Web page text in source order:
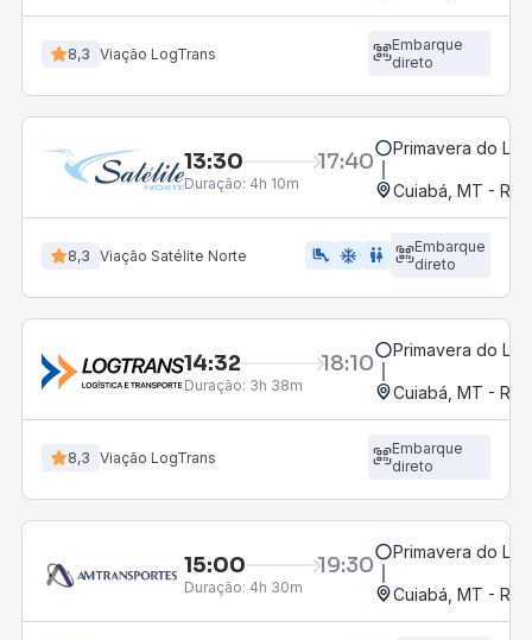
8,3 Viação LogTrans
Embarque
direto
13:30 17:40
Duração: 4h 10m
Primavera do
Cuiabá, MT -
8,3 Viação Satélite Norte airline_seat_legroom_extra ac_unit wc
Embarque
direto
14:32 18:10
Duração: 3h 38m
Primavera do
Cuiabá, MT -
8,3 Viação LogTrans
Embarque
direto
15:00 19:30
Duração: 4h 30m
Primavera do
Cuiabá, MT -